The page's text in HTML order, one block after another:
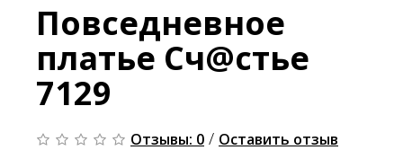
Повседневное
платье Сч@стье
7129
Отзывы: 0 / Оставить отзыв